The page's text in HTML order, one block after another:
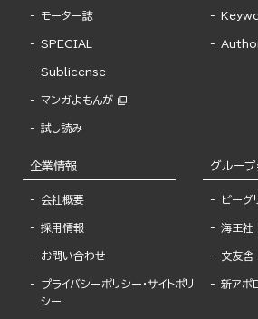
モーター誌
SPECIAL
Sublicense
マンガよもんが
試し読み
企業情報
会社概要
採用情報
お問い合わせ
プライバシーポリシー・サイトポリ
シー
グルー
ビーグ
海王社
文友舎
新アポ